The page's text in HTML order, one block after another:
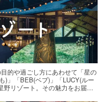
的や過ごし方にあわせて「星の
)」「BEB(ベブ)」「LUCY(ルー
野リゾート。その魅力をお届け